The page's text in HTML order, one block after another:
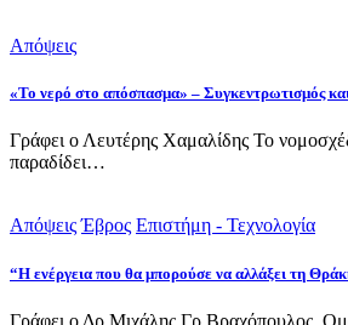
Απόψεις
«Το νερό στο απόσπασμα» – Συγκεντρωτισμός
Γράφει ο Λευτέρης Χαμαλίδης Το
παραδίδει…
Απόψεις Έβρος Επιστήμη - Τεχνολογία
“Η ενέργεια που θα μπορούσε να αλλάξει τη
Γράφει ο Δρ Μιχάλης Γρ.Βραχόπουλος,